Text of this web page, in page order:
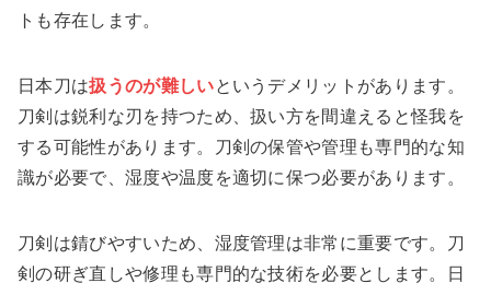
トも存在します。
日本刀は扱うのが難しいというデメリットがあります。
刀剣は鋭利な刃を持つため、扱い方を間違えると怪我を
する可能性があります。刀剣の保管や管理も専門的な知
識が必要で、湿度や温度を適切に保つ必要があります。
刀剣は錆びやすいため、湿度管理は非常に重要です。刀
剣の研ぎ直しや修理も専門的な技術を必要とします。日